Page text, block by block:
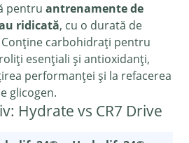
pentruantrenamente de
ridicată, cu o durată de
Conține carbohidrați pentru
esențiali și antioxidanți,
performanței și la refacerea
glicogen.
Hydrate vs CR7 Drive